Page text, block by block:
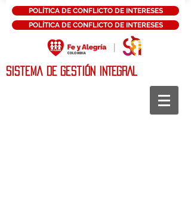
POLÍTICA DE CONFLICTO DE INTERESES
POLÍTICA DE CONFLICTO DE INTERESES
Sistema DE Gestión INTEGRAL